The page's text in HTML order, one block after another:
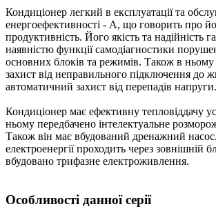
Кондиціонер легкий в експлуатації та
енергоефективності - А, що говорить про
продуктивність. Його якість та надійність
наявністю функції самодіагностики
основних блоків та режимів. Також в
захист від неправильного підключення до
автоматичний захист від перепадів напруги.
Кондиціонер має ефективну тепловіддачу
ньому передбачено інтелектуальне
Також він має вбудований дренажний
електроенергії проходить через зовнішній
вбудовано трифазне електроживлення.
Особливості данної серії